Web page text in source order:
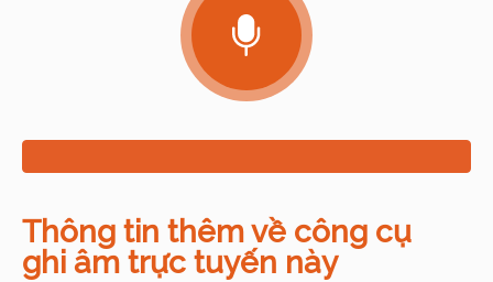
Thông tin thêm về công cụ
ghi âm trực tuyến này